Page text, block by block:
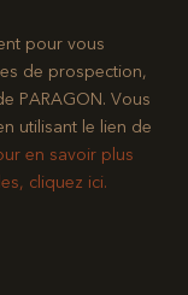
pour vous
de prospection,
PARAGON. Vous
utilisant le lien de
en savoir plus
cliquez ici.